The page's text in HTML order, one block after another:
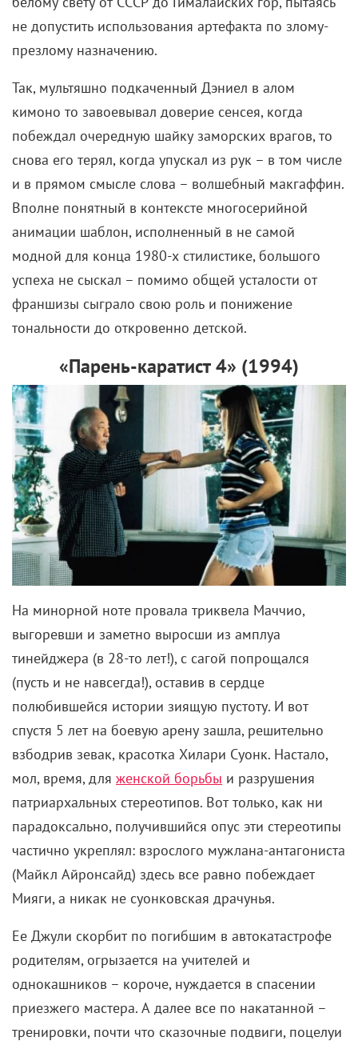
Так, мультяшно подкаченный Дэниел в алом
кимоно то завоевывал доверие сенсея, когда
снова его терял, когда упускал из рук – в том числе
и в прямом смысле слова – волшебный макгаффин.
Вполне понятный в контексте многосерийной
анимации шаблон, исполненный в не самой
модной для конца 1980-х стилистике, большого
успеха не сыскал – помимо общей усталости от
франшизы сыграло свою роль и понижение
тональности до откровенно детской.
«Парень-каратист 4» (1994)
На минорной ноте провала триквела Маччио,
выгоревши и заметно выросши из амплуа
(пусть и не навсегда!), оставив в сердце
полюбившейся истории зиящую пустоту. И вот
спустя 5 лет на боевую арену зашла, решительно
взбодрив зевак, красотка Хилари Суонк. Настало,
мол, время, дляженской борьбы и разрушения
патриархальных стереотипов. Вот только, как ни
парадоксально, получившийся опус эти стереотипы
частично укреплял: взрослого мужлана-антагониста
(Майкл Айронсайд) здесь все равно побеждает
Мияги, а никак не суонковская драчунья.
Ее Джули скорбит по погибшим в автокатастрофе
родителям, огрызается на учителей и
приезжего мастера. А далее все по накатанной –
тренировки, почти что сказочные подвиги, поцелуи
всему миру и хулиганам назло и, конечно же, в
теории увлекательные сражения у финальных
титров. Плюсуем к этому трафаретную арку